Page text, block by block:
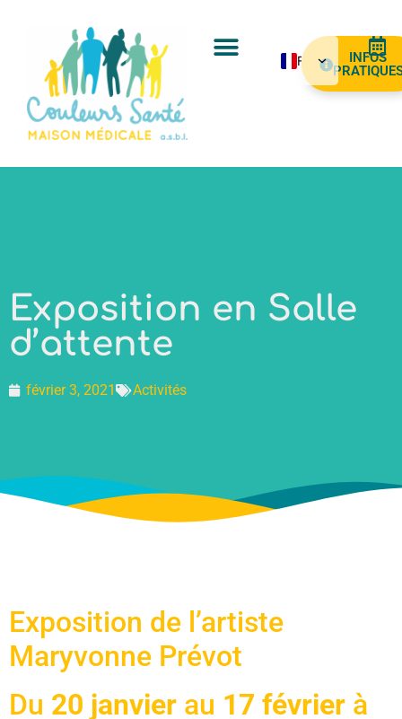
NL
INFOS
Exposition en Salle
d’attente
février 3, 2021 Activités
Exposition de l’artiste
Maryvonne Prévot
Du 20 janvier au 17 février à